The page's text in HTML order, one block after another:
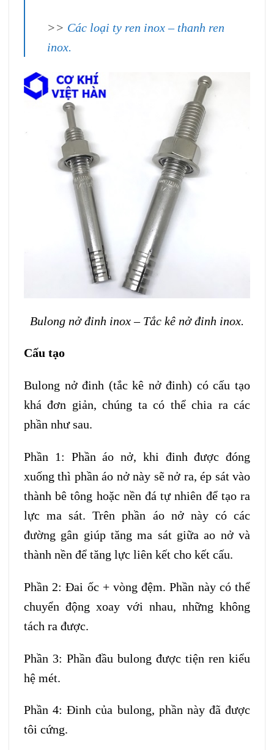
>> Các loại ty ren inox – thanh ren
inox.
Bulong nở đinh inox – Tắc kê nở đinh inox.
Cấu tạo
Bulong nở đinh (tắc kê nở đinh) có cấu tạo
khá đơn giản, chúng ta có thể chia ra các
phần như sau.
Phần 1: Phần áo nở, khi đinh được đóng
xuống thì phần áo nở này sẽ nở ra, ép sát vào
thành bê tông hoặc nền đá tự nhiên để tạo ra
lực ma sát. Trên phần áo nở này có các
đường gân giúp tăng ma sát giữa ao nở và
thành nền để tăng lực liên kết cho kết cấu.
Phần 2: Đai ốc + vòng đệm. Phần này có thể
chuyển động xoay với nhau, những không
tách ra được.
Phần 3: Phần đầu bulong được tiện ren kiểu
hệ mét.
Phần 4: Đinh của bulong, phần này đã được
tôi cứng.